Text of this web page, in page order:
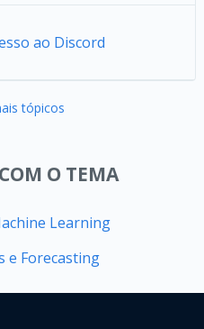
ao Discord
tópicos
O TEMA
Learning
e Forecasting